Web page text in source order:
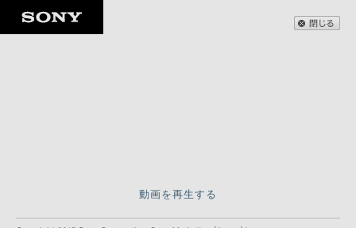
動画を再生する